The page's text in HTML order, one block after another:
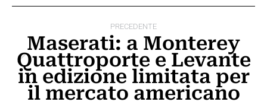
tra
post
PRECEDENTE
Post
precedente:
Maserati: a Monterey
Quattroporte e Levante
in edizione limitata per
il mercato americano